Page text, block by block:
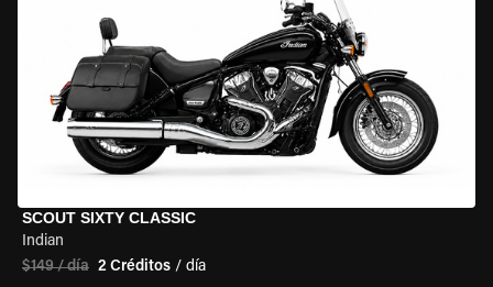
SCOUT SIXTY CLASSIC
Indian
$149 / día 2 Créditos / día